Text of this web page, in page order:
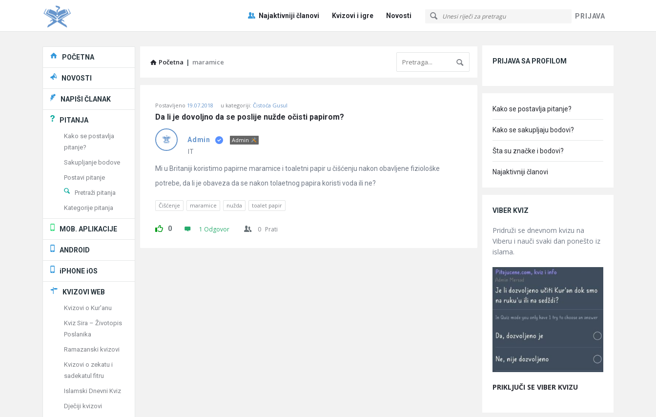
PRIJAVA
Pitaj
Učene
Najaktivniji članovi Kvizovi i igre Novosti
Početna | maramice
Učene
Latest
Pitanja
Postavljeno 19.07.2018 u kategoriji: Čistoća Gusul
Da li je dovoljno da se poslije nužde očisti papirom?
Admin Admin
IT
Mi u Britaniji koristimo papirne maramice i toaletni papir u čišćenju nakon obavljene fiziološke
potrebe, da li je obaveza da se nakon tolaetnog papira koristi voda ili ne?
Čišćenje maramice nužda toalet papir
0 1 Odgovor 0 Prati
PRIJAVA SA PROFILOM
Kako se postavlja pitanje?
Kako se sakupljaju bodovi?
Šta su značke i bodovi?
Najaktivniji članovi
VIBER KVIZ
Pridruži se dnevnom kvizu na
Viberu i nauči svaki dan ponešto iz
islama.
PRIKLJUČI SE VIBER KVIZU
Explore
POČETNA
NOVOSTI
NAPIŠI ČLANAK
PITANJA
Kako se postavlja
pitanje?
Sakupljanje bodove
Postavi pitanje
Pretraži pitanja
Kategorije pitanja
MOB. APLIKACIJE
ANDROID
iPHONE iOS
KVIZOVI WEB
Kvizovi o Kur'anu
Kviz Sira – Životopis
Poslanika
Ramazanski kvizovi
Kvizovi o zekatu i
sadekatul fitru
Islamski Dnevni Kviz
Dječiji kvizovi